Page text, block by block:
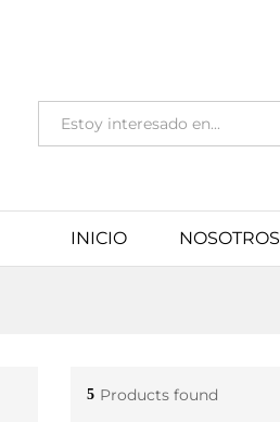
Todas
INICIO NOSOTROS
5 Products found